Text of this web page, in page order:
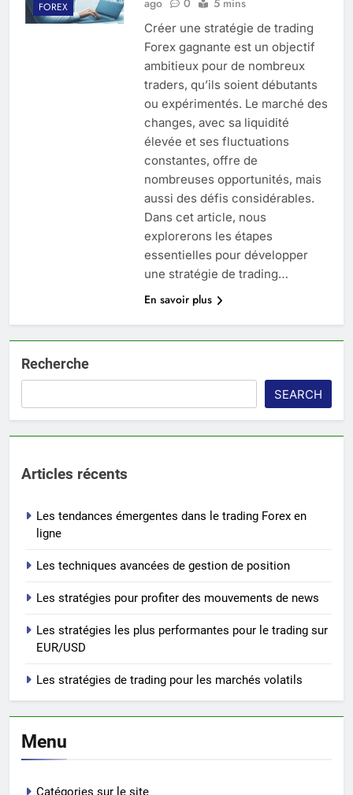
FOREX
ago
0 5 mins
Créer une stratégie de trading
Forex gagnante est un objectif
ambitieux pour de nombreux
traders, qu’ils soient débutants
ou expérimentés. Le marché des
changes, avec sa liquidité
élevée et ses fluctuations
constantes, offre de
nombreuses opportunités, mais
aussi des défis considérables.
Dans cet article, nous
explorerons les étapes
essentielles pour développer
une stratégie de trading…
En savoir plus
Recherche
SEARCH
Articles récents
Les tendances émergentes dans le trading Forex en
ligne
Les techniques avancées de gestion de position
Les stratégies pour profiter des mouvements de news
Les stratégies les plus performantes pour le trading sur
EUR/USD
Les stratégies de trading pour les marchés volatils
Menu
Catégories sur le site